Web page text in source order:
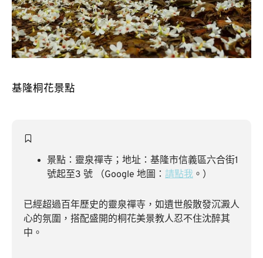
基隆桐花景點
景點：靈泉禪寺；地址：基隆市信義區六合街1
號起至3 號 （Google 地圖： 請點我 。）
已經超過百年歷史的靈泉禪寺，如遺世般散發沉澱人
心的氛圍，搭配盛開的桐花美景教人忍不住沈醉其
中。